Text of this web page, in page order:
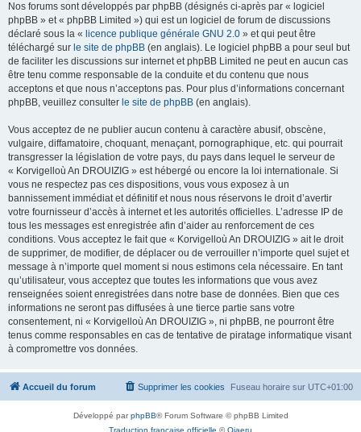
Nos forums sont développés par phpBB (désignés ci-après par « logiciel
phpBB » et « phpBB Limited ») qui est un logiciel de forum de discussions
déclaré sous la « licence publique générale GNU 2.0 » et qui peut être
téléchargé sur le site de phpBB (en anglais). Le logiciel phpBB a pour seul but
de faciliter les discussions sur internet et phpBB Limited ne peut en aucun cas
être tenu comme responsable de la conduite et du contenu que nous
acceptons et que nous n’acceptons pas. Pour plus d’informations concernant
phpBB, veuillez consulter le site de phpBB (en anglais).
Vous acceptez de ne publier aucun contenu à caractère abusif, obscène,
vulgaire, diffamatoire, choquant, menaçant, pornographique, etc. qui pourrait
transgresser la législation de votre pays, du pays dans lequel le serveur de
« Korvigelloù An DROUIZIG » est hébergé ou encore la loi internationale. Si
vous ne respectez pas ces dispositions, vous vous exposez à un
bannissement immédiat et définitif et nous nous réservons le droit d’avertir
votre fournisseur d’accès à internet et les autorités officielles. L’adresse IP de
tous les messages est enregistrée afin d’aider au renforcement de ces
conditions. Vous acceptez le fait que « Korvigelloù An DROUIZIG » ait le droit
de supprimer, de modifier, de déplacer ou de verrouiller n’importe quel sujet et
message à n’importe quel moment si nous estimons cela nécessaire. En tant
qu’utilisateur, vous acceptez que toutes les informations que vous avez
renseignées soient enregistrées dans notre base de données. Bien que ces
informations ne seront pas diffusées à une tierce partie sans votre
consentement, ni « Korvigelloù An DROUIZIG », ni phpBB, ne pourront être
tenus comme responsables en cas de tentative de piratage informatique visant
à compromettre vos données.
Accueil du forum Fuseau horaire sur UTC+01:00
Supprimer les cookies
Développé parphpBB® Forum Software © phpBB Limited
Traduction française officielle ©Qiaeru